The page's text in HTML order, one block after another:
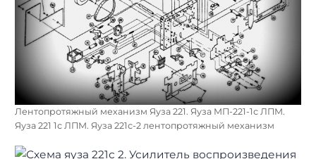
Лентопротяжный механизм Яуза 221. Яуза МП-221-1с ЛПМ.
Яуза 221 1с ЛПМ. Яуза 221с-2 лентопротяжный механизм